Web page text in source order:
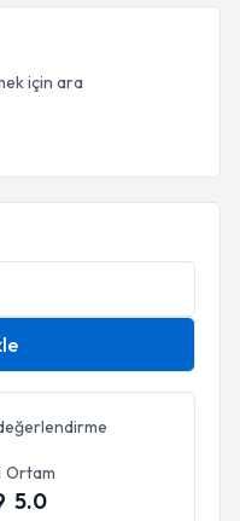
için ara
Ortam
5.0